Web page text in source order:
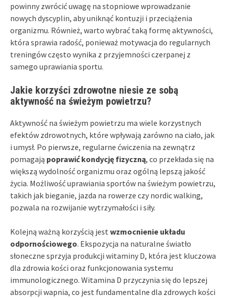
powinny zwrócić uwagę na stopniowe wprowadzanie
nowych dyscyplin, aby uniknąć kontuzji i przeciążenia
organizmu. Również, warto wybrać taką formę aktywności,
która sprawia radość, ponieważ motywacja do regularnych
treningów często wynika z przyjemności czerpanej z
samego uprawiania sportu.
Jakie korzyści zdrowotne niesie ze sobą
aktywność na świeżym powietrzu?
Aktywność na świeżym powietrzu ma wiele korzystnych
efektów zdrowotnych, które wpływają zarówno na ciało, jak
i umysł. Po pierwsze, regularne ćwiczenia na zewnątrz
pomagają poprawić kondycję fizyczną, co przekłada się na
większą wydolność organizmu oraz ogólną lepszą jakość
życia. Możliwość uprawiania sportów na świeżym powietrzu,
takich jak bieganie, jazda na rowerze czy nordic walking,
pozwala na rozwijanie wytrzymałości i siły.
Kolejną ważną korzyścią jest wzmocnienie układu
odpornościowego. Ekspozycja na naturalne światło
słoneczne sprzyja produkcji witaminy D, która jest kluczowa
dla zdrowia kości oraz funkcjonowania systemu
immunologicznego. Witamina D przyczynia się do lepszej
absorpcji wapnia, co jest fundamentalne dla zdrowych kości